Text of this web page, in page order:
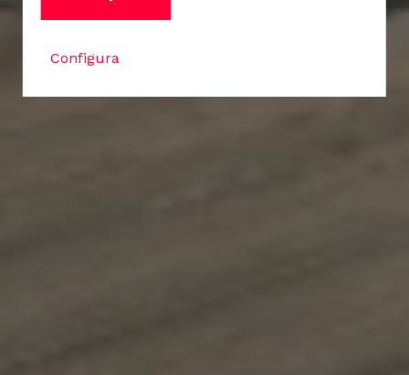
Configura